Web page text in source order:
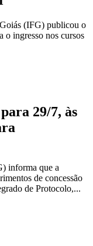
(IFG) publicou o
o ingresso nos cursos
29/7, às
informa que a
de concessão
de Protocolo,...